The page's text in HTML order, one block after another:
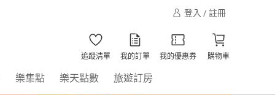
登入 / 註冊
追蹤清單 我的訂單 我的優惠券 購物車
樂集點 樂天點數 旅遊訂房